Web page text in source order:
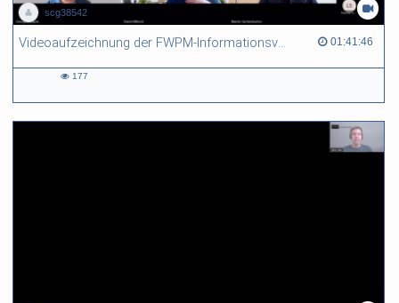
scg38542
Videoaufzeichnung der FWPM-Informationsveranstaltung vom 09. Juli 2026 zur WiSe 2026/27 01:41:46
01:41:46 duration
177